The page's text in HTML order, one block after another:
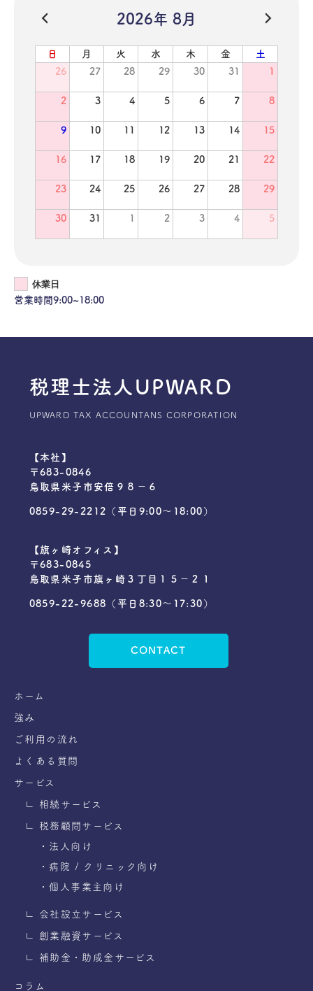
2026年 8月
日 月 火 水 木 金
土
26
27 28 29 30 31 1
2 3 4 5 6 7 8
9 10 11 12 13 14 15
16 17 18 19 20 21 22
23 24 25 26 27 28 29
30 31 1 2 3 4 5
休業日
営業時間9:00~18:00
税理士法人UPWARD
UPWARD TAX ACCOUNTANS CORPORATION
【本社】
〒683-0846
鳥取県米子市安倍９８−６
0859-29-2212 （平日9:00〜18:00）
【旗ヶ崎オフィス】
〒683-0845
鳥取県米子市旗ヶ崎３丁目１５−２１
0859-22-9688 （平日8:30～17:30）
CONTACT
ホーム
強み
ご利用の流れ
よくある質問
サービス
∟ 相続サービス
∟ 税務顧問サービス
・法人向け
・病院 / クリニック向け
・個人事業主向け
∟ 会社設立サービス
∟ 創業融資サービス
∟ 補助金・助成金サービス
コラム